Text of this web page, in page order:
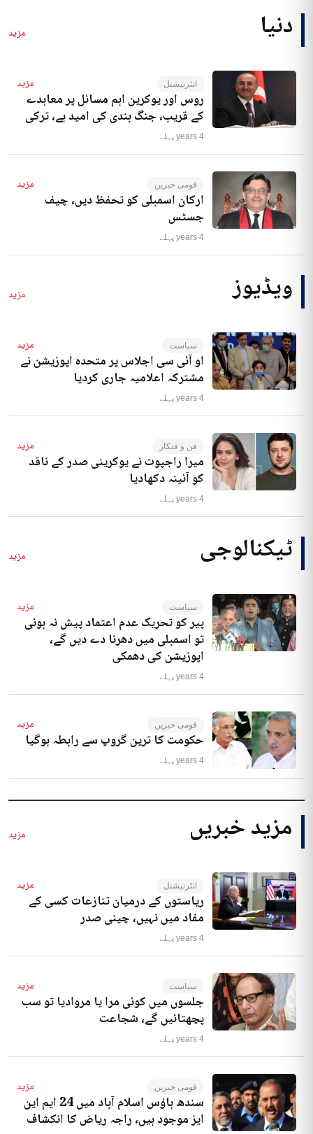
دنیا مزید
انٹرنیشنل مزید
روس اور یوکرین اہم مسائل پر معاہدے
کے قریب، جنگ بندی کی امید ہے، ترکی
4 years پہلے
قومی خبریں مزید
ارکان اسمبلی کو تحفظ دیں، چیف
جسٹس
4 years پہلے
ویڈیوز مزید
سیاست مزید
او آئی سی اجلاس پر متحدہ اپوزیشن نے
مشترکہ اعلامیہ جاری کردیا
4 years پہلے
فن و فنکار مزید
میرا راجپوت نے یوکرینی صدر کے ناقد
کو آئینہ دکھادیا
4 years پہلے
ٹیکنالوجی مزید
سیاست مزید
پیر کو تحریک عدم اعتماد پیش نہ ہوئی
تو اسمبلی میں دھرنا دے دیں گے،
اپوزیشن کی دھمکی
4 years پہلے
قومی خبریں مزید
حکومت کا ترین گروپ سے رابطہ ہوگیا
4 years پہلے
مزید خبریں مزید
انٹرنیشنل مزید
ریاستوں کے درمیان تنازعات کسی کے
مفاد میں نہیں، چینی صدر
4 years پہلے
سیاست مزید
جلسوں میں کوئی مرا یا مروادیا تو سب
پچھتائیں گے، شجاعت
4 years پہلے
قومی خبریں مزید
سندھ ہاؤس اسلام آباد میں 24 ایم این
ایز موجود ہیں، راجہ ریاض کا انکشاف